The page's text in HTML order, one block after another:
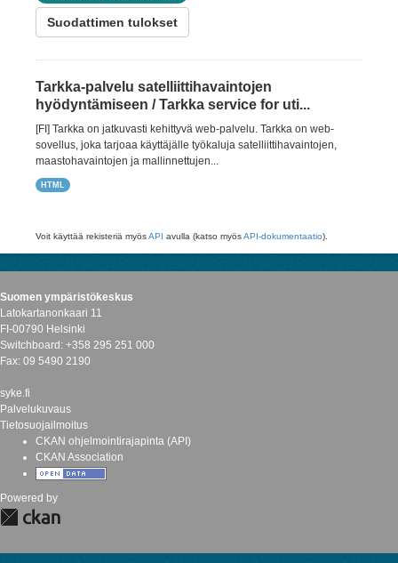
Suodattimen tulokset
Tarkka-palvelu satelliittihavaintojen
hyödyntämiseen / Tarkka service for uti...
[FI] Tarkka on jatkuvasti kehittyvä web-palvelu. Tarkka on web-
sovellus, joka tarjoaa käyttäjälle työkaluja satelliittihavaintojen,
maastohavaintojen ja mallinnettujen...
HTML
Voit käyttää rekisteriä myösAPI avulla (katso myösAPI-dokumentaatio).
Suomen ympäristökeskus
Latokartanonkaari 11
FI-00790 Helsinki
Switchboard: +358 295 251 000
Fax: 09 5490 2190
syke.fi
Palvelukuvaus
Tietosuojailmoitus
CKAN ohjelmointirajapinta (API)
CKAN Association
Powered by